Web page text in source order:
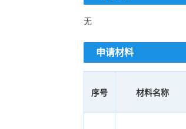
无
申请材料
序号 材料名称